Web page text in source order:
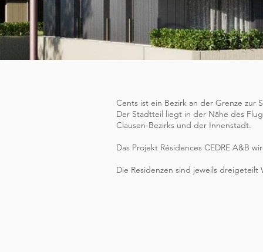
Cents ist ein Bezirk an der Grenze
Der Stadtteil liegt in der Nähe des
Clausen-Bezirks und der Innenstadt.
Das Projekt Résidences CEDRE A&B
Die Residenzen sind jeweils dreigeteilt